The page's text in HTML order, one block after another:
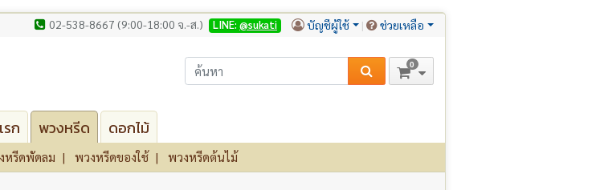
02-538-8667 (9:00-18:00 จ.-ส.) LINE:@sukati บัญชีผู้ใช้ ช่วยเหลือ
0
ก พวงหรีด ดอกไม้
หรีดพัดลม พวงหรีดของใช้ พวงหรีดต้นไม้